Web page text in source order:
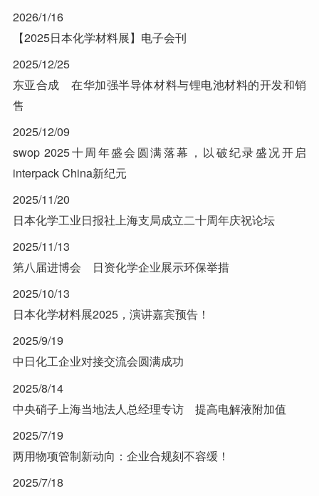
2026/1/16
【2025日本化学材料展】电子会刊
2025/12/25
东亚合成 在华加强半导体材料与锂电池材料的开发和销
售
2025/12/09
swop 2025十周年盛会圆满落幕，以破纪录盛况开启
interpack China新纪元
2025/11/20
日本化学工业日报社上海支局成立二十周年庆祝论坛
2025/11/13
第八届进博会 日资化学企业展示环保举措
2025/10/13
日本化学材料展2025，演讲嘉宾预告！
2025/9/19
中日化工企业对接交流会圆满成功
2025/8/14
中央硝子上海当地法人总经理专访 提高电解液附加值
2025/7/19
两用物项管制新动向：企业合规刻不容缓！
2025/7/18